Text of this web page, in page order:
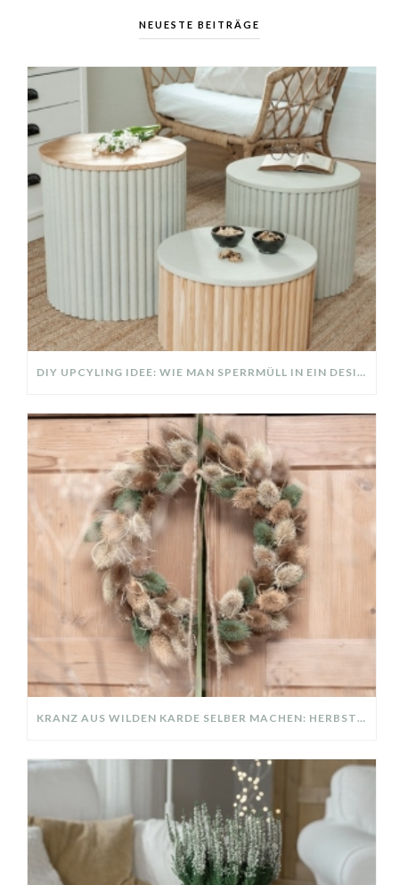
NEUESTE BEITRÄGE
DIY UPCYLING IDEE: WIE MAN SPERRMÜLL IN EIN DESIGNER TEIL VERWANDELT
KRANZ AUS WILDEN KARDE SELBER MACHEN: HERBSTDEKO GANZ EINFACH